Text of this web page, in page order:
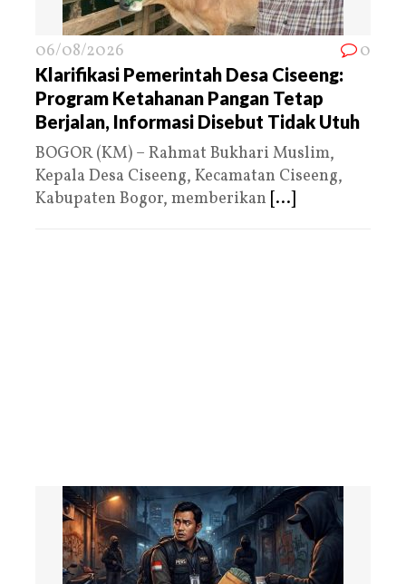
06/08/2026 0
Klarifikasi Pemerintah Desa Ciseeng:
Program Ketahanan Pangan Tetap
Berjalan, Informasi Disebut Tidak Utuh
BOGOR (KM) – Rahmat Bukhari Muslim,
Kepala Desa Ciseeng, Kecamatan Ciseeng,
Kabupaten Bogor, memberikan [...]